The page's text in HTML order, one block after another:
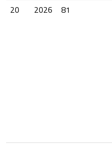
20
2026 81